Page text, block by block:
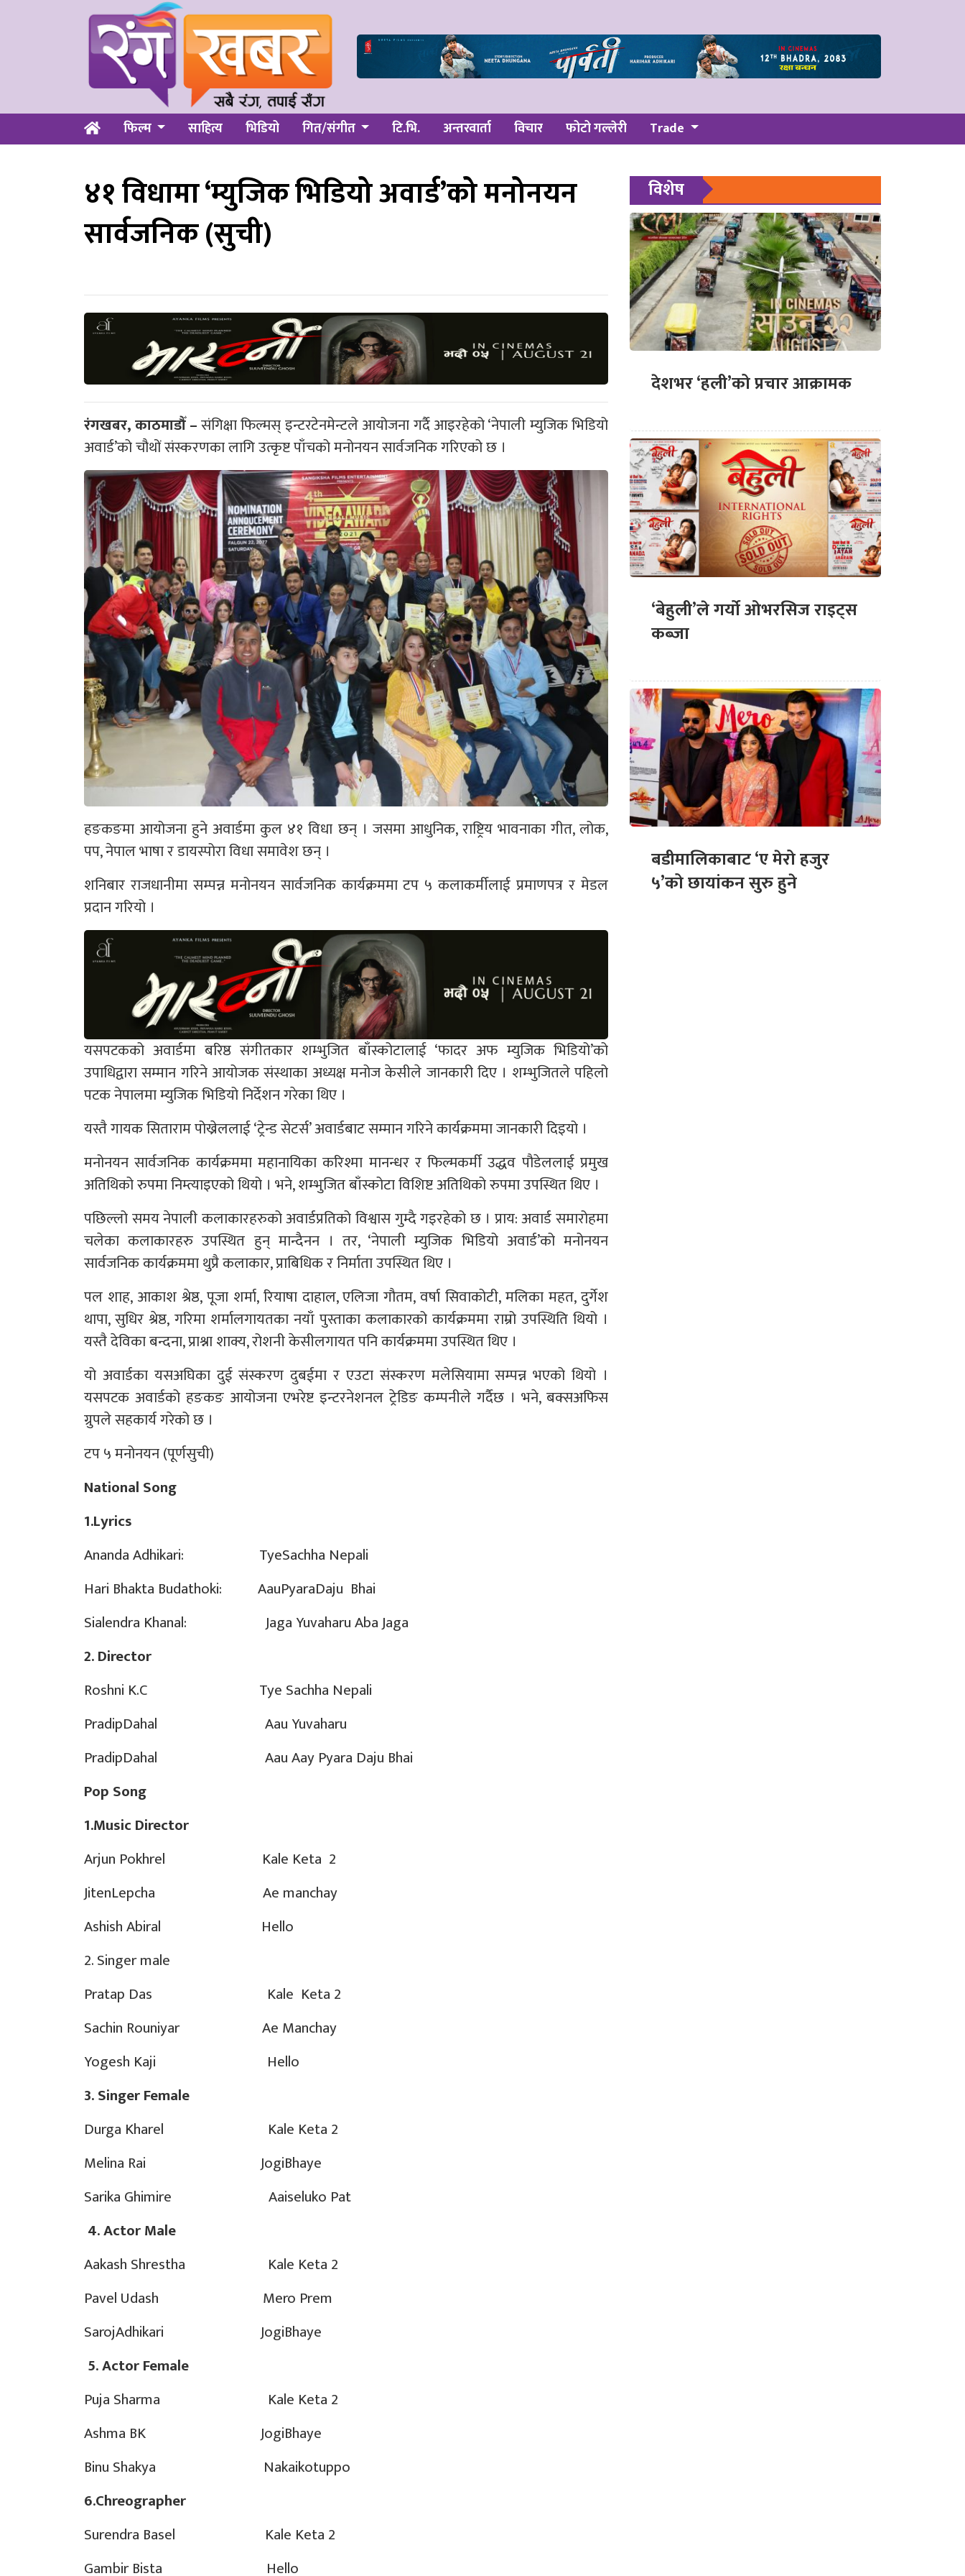
फिल्म साहित्य भिडियो गित/संगीत टि.भि. अन्तरवार्ता विचार फोटो गल्लेरी Trade
४१ विधामा ‘म्युजिक भिडियो अवार्ड’को मनोनयन
सार्वजनिक (सुची)
रंगखबर, काठमाडौँ –संगिक्षा फिल्मस् इन्टरटेनमेन्टले आयोजना गर्दै आइरहेको ‘नेपाली म्युजिक भिडियो
अवार्ड’को चौथों संस्करणका लागि उत्कृष्ट पाँचको मनोनयन सार्वजनिक गरिएको छ ।
हङकङमा आयोजना हुने अवार्डमा कुल ४१ विधा छन् । जसमा आधुनिक, राष्ट्रिय भावनाका गीत, लोक,
पप, नेपाल भाषा र डायस्पोरा विधा समावेश छन् ।
शनिबार राजधानीमा सम्पन्न मनोनयन सार्वजनिक कार्यक्रममा टप ५ कलाकर्मीलाई प्रमाणपत्र र मेडल
प्रदान गरियो ।
यसपटकको अवार्डमा बरिष्ठ संगीतकार शम्भुजित बाँस्कोटालाई ‘फादर अफ म्युजिक भिडियो’को
उपाधिद्वारा सम्मान गरिने आयोजक संस्थाका अध्यक्ष मनोज केसीले जानकारी दिए । शम्भुजितले पहिलो
पटक नेपालमा म्युजिक भिडियो निर्देशन गरेका थिए ।
यस्तै गायक सिताराम पोख्रेललाई ‘ट्रेन्ड सेटर्स’ अवार्डबाट सम्मान गरिने कार्यक्रममा जानकारी दिइयो ।
मनोनयन सार्वजनिक कार्यक्रममा महानायिका करिश्मा मानन्धर र फिल्मकर्मी उद्धव पौडेललाई प्रमुख
अतिथिको रुपमा निम्त्याइएको थियो । भने, शम्भुजित बाँस्कोटा विशिष्ट अतिथिको रुपमा उपस्थित थिए ।
पछिल्लो समय नेपाली कलाकारहरुको अवार्डप्रतिको विश्वास गुम्दै गइरहेको छ । प्राय: अवार्ड समारोहमा
चलेका कलाकारहरु उपस्थित हुन् मान्दैनन । तर, ‘नेपाली म्युजिक भिडियो अवार्ड’को मनोनयन
सार्वजनिक कार्यक्रममा थुप्रै कलाकार, प्राबिधिक र निर्माता उपस्थित थिए ।
पल शाह, आकाश श्रेष्ठ, पूजा शर्मा, रियाषा दाहाल, एलिजा गौतम, वर्षा सिवाकोटी, मलिका महत, दुर्गेश
थापा, सुधिर श्रेष्ठ, गरिमा शर्मालगायतका नयाँ पुस्ताका कलाकारको कार्यक्रममा राम्रो उपस्थिति थियो ।
यस्तै देविका बन्दना, प्राश्ना शाक्य, रोशनी केसीलगायत पनि कार्यक्रममा उपस्थित थिए ।
यो अवार्डका यसअघिका दुई संस्करण दुबईमा र एउटा संस्करण मलेसियामा सम्पन्न भएको थियो ।
यसपटक अवार्डको हङकङ आयोजना एभरेष्ट इन्टरनेशनल ट्रेडिङ कम्पनीले गर्दैछ । भने, बक्सअफिस
ग्रुपले सहकार्य गरेको छ ।
टप ५ मनोनयन (पूर्णसुची)
National Song
1.Lyrics
Ananda Adhikari: TyeSachha Nepali
Hari Bhakta Budathoki: AauPyaraDaju Bhai
Sialendra Khanal: Jaga Yuvaharu Aba Jaga
2. Director
Roshni K.C Tye Sachha Nepali
PradipDahal Aau Yuvaharu
PradipDahal Aau Aay Pyara Daju Bhai
Pop Song
1.Music Director
Arjun Pokhrel Kale Keta 2
JitenLepcha Ae manchay
Ashish Abiral Hello
2. Singer male
Pratap Das Kale Keta 2
Sachin Rouniyar Ae Manchay
Yogesh Kaji Hello
3. Singer Female
Durga Kharel Kale Keta 2
Melina Rai JogiBhaye
Sarika Ghimire Aaiseluko Pat
4.Actor Male
Aakash Shrestha Kale Keta 2
Pavel Udash Mero Prem
SarojAdhikari JogiBhaye
5.Actor Female
Puja Sharma Kale Keta 2
Ashma BK JogiBhaye
Binu Shakya Nakaikotuppo
6.Chreographer
Surendra Basel Kale Keta 2
Gambir Bista Hello
विशेष
देशभर ‘हली’को प्रचार आक्रामक
‘बेहुली’ले गर्यो ओभरसिज राइट्स
कब्जा
बडीमालिकाबाट ‘ए मेरो हजुर
५’को छायांकन सुरु हुने